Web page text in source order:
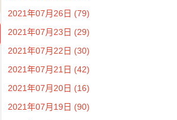
2021年07月26日 (79)
2021年07月23日 (29)
2021年07月22日 (30)
2021年07月21日 (42)
2021年07月20日 (16)
2021年07月19日 (90)